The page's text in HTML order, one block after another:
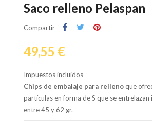
Saco relleno Pelaspan
Compartir
49,55 €
Impuestos incluidos
Chips de embalaje para rellenoque
partículas en forma de S que se
entre 45 y 62 gr.